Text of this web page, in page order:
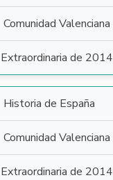
Comunidad Valenciana
Extraordinaria de 2014
Historia de España
Comunidad Valenciana
Extraordinaria de 2014